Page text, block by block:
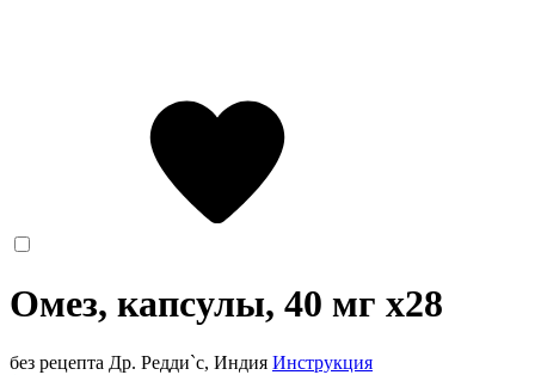
Омез, капсулы, 40 мг x28
без рецепта Др. Редди`с, Индия Инструкция